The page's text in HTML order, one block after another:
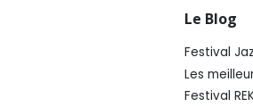
Le Blog
Festival
Les
Festival